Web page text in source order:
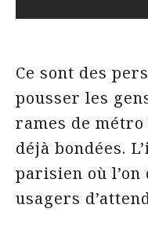
Ce sont des
pousser les
rames de
déjà bondées.
parisien où
usagers